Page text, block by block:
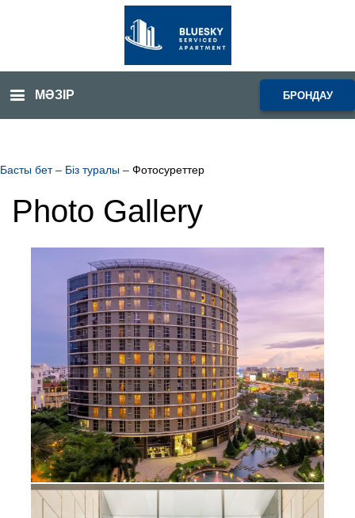
МӘЗІР БРОНДАУ
Басты бет– Біз туралы – Фотосуреттер
Photo Gallery